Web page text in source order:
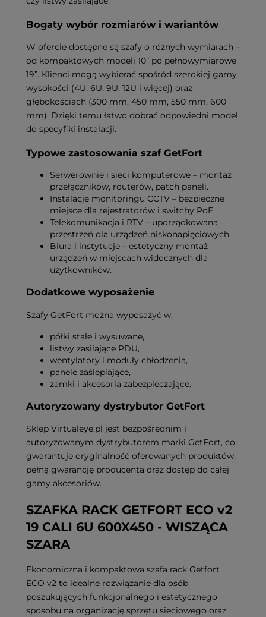
Bogaty wybór rozmiarów i wariantów
W ofercie dostępne są szafy o różnych wymiarach –
od kompaktowych modeli 10” po pełnowymiarowe
19”. Klienci mogą wybierać spośród szerokiej gamy
wysokości (4U, 6U, 9U, 12U i więcej) oraz
głębokościach (300 mm, 450 mm, 550 mm, 600
mm). Dzięki temu łatwo dobrać odpowiedni model
do specyfiki instalacji.
Typowe zastosowania szaf GetFort
Serwerownie i sieci komputerowe – montaż
przełączników, routerów, patch paneli.
Instalacje monitoringu CCTV – bezpieczne
miejsce dla rejestratorów i switchy PoE.
Telekomunikacja i RTV – uporządkowana
przestrzeń dla urządzeń niskonapięciowych.
Biura i instytucje – estetyczny montaż
urządzeń w miejscach widocznych dla
użytkowników.
Dodatkowe wyposażenie
Szafy GetFort można wyposażyć w:
półki stałe i wysuwane,
listwy zasilające PDU,
wentylatory i moduły chłodzenia,
panele zaślepiające,
zamki i akcesoria zabezpieczające.
Autoryzowany dystrybutor GetFort
Sklep Virtualeye.pl jest bezpośrednim i
autoryzowanym dystrybutorem marki GetFort, co
gwarantuje oryginalność oferowanych produktów,
pełną gwarancję producenta oraz dostęp do całej
gamy akcesoriów.
SZAFKA RACK GETFORT ECO v2
19 CALI 6U 600X450 - WISZĄCA
SZARA
Ekonomiczna i kompaktowa szafa rack Getfort
ECO v2 to idealne rozwiązanie dla osób
poszukujących funkcjonalnego i estetycznego
sposobu na organizację sprzętu sieciowego oraz